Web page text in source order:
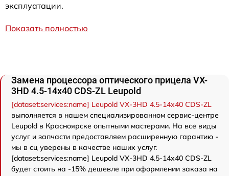
эксплуатации.
Показать полностью
Замена процессора оптического прицела VX-
3HD 4.5-14x40 CDS-ZL Leupold
[dataset:services:name] Leupold VX-3HD 4.5-14x40 CDS-ZL
выполняется в нашем специализированном сервис-центре
Leupold в Красноярске опытными мастерами. На все виды
услуг и запчасти предоставляем расширенную гарантию -
мы в сц уверены в качестве наших услуг.
[dataset:services:name] Leupold VX-3HD 4.5-14x40 CDS-ZL
будет стоить на -15% дешевле при оформлении заказа на